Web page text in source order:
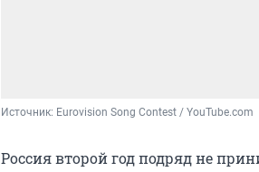
Источник: Eurovision Song Contest / YouTube.com
Россия второй год подряд не